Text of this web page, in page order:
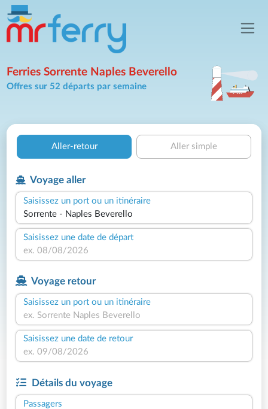
Ferries Sorrente Naples Beverello
Offres sur 52 départs par semaine
Aller-retour Aller simple
Voyage aller
Saisissez un port ou un itinéraire
Saisissez une date de départ
Voyage retour
Saisissez un port ou un itinéraire
Saisissez une date de retour
Détails du voyage
Passagers